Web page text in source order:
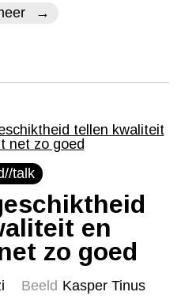
talk
en
zo goed
Beeld Kasper Tinus